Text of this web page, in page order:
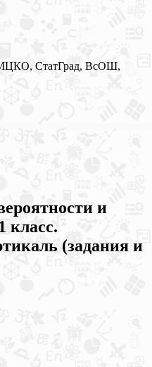
СтатГрад, ВсОШ,
и
класс.
(задания и